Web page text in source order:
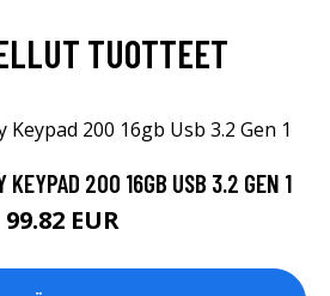
TUOTTEET
KEYPAD 200 16GB USB 3.2 GEN 1
99.82 EUR